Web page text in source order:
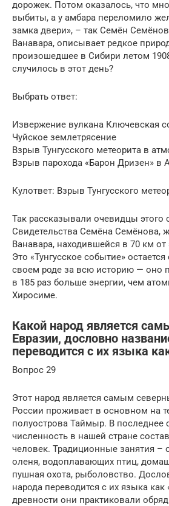
дорожек. Потом оказалось, что
выбиты, а у амбара переломило
замка двери», – так Семён
Ванавара, описывает редкое
произошедшее в Сибири летом
случилось в этот день?
Выбрать ответ:
Извержение вулкана Ключевская
Чуйское землетрясение
Взрыв Тунгусского метеорита в
Взрыв парохода «Барон Дризен» в
Кулответ: Взрыв Тунгусского
Так рассказывали очевидцы этого
Свидетельства Семёна Семёнова,
Ванавара, находившейся в 70 км
Это «Тунгусское событие»
своем роде за всю историю — оно
в 185 раз больше энергии, чем
Хиросиме.
Какой народ является
Евразии, дословно
переводится с их языка
Вопрос 29
Этот народ является самым
России проживает в основном на
полуострова Таймыр. В последнее
численность в нашей стране
человек. Традиционные занятия –
оленя, водоплавающих птиц,
пушная охота, рыболовство.
народа переводится с их языка как
древности они практиковали